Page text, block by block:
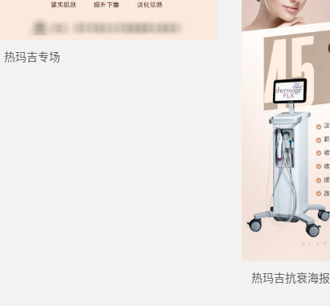
热玛吉专场
热玛吉抗衰海报